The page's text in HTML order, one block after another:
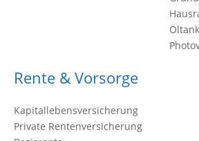
Rente & Vorsorge
Kapitallebensversicherung
Private Rentenversicherung